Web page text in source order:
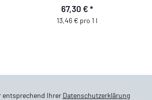
67,30 € *
13,46 € pro 1 l
entsprechend Ihrer Datenschutzerklärung